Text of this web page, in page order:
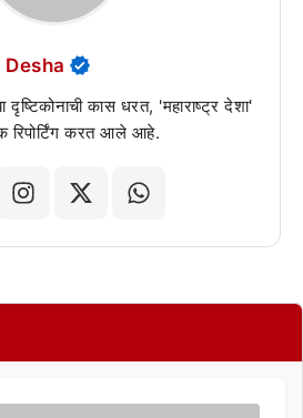
दृष्टिकोनाची कास धरत, 'महाराष्ट्र देशा'
रिपोर्टिंग करत आले आहे.